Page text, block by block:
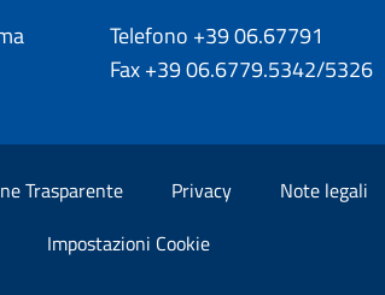
Telefono +3906.67791
Fax+3906.6779.5342/5326
Trasparente Privacy Note legali
Impostazioni Cookie